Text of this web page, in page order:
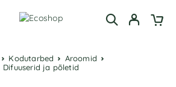
Kodutarbed
Aroomid
Difuuserid ja põletid